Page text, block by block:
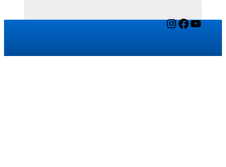
InstagramFacebook YouTube